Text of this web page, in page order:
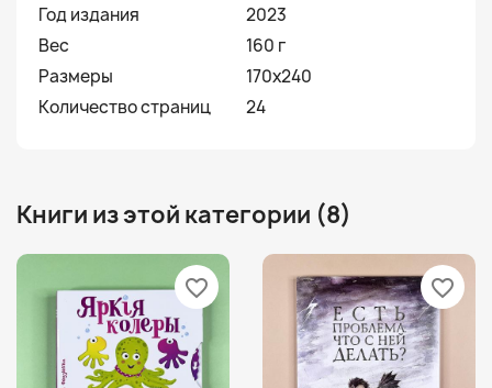
Год издания
2023
Вес
160 г
Размеры
170х240
Количество страниц
24
Книги из этой категории (8)
favorite_border favorite_border